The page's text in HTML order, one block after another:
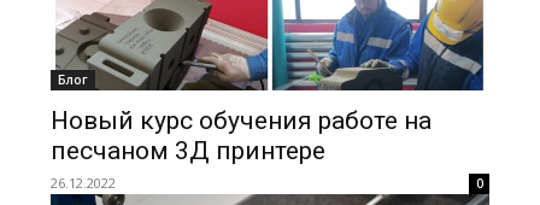
Блог
Новый курс обучения работе на
песчаном 3Д принтере
26.12.2022 0